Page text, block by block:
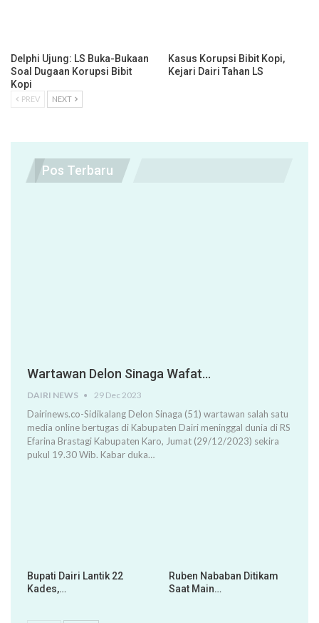
Delphi Ujung: LS Buka-Bukaan
Soal Dugaan Korupsi Bibit
Kopi
Kasus Korupsi Bibit Kopi,
Kejari Dairi Tahan LS
PREV NEXT
Pos Terbaru
Wartawan Delon Sinaga Wafat…
DAIRI NEWS 29 Dec 2023
Dairinews.co-Sidikalang Delon Sinaga (51) wartawan salah satu
media online bertugas di Kabupaten Dairi meninggal dunia di RS
Efarina Brastagi Kabupaten Karo, Jumat (29/12/2023) sekira
pukul 19.30 Wib. Kabar duka…
Bupati Dairi Lantik 22
Kades,…
Ruben Nababan Ditikam
Saat Main…